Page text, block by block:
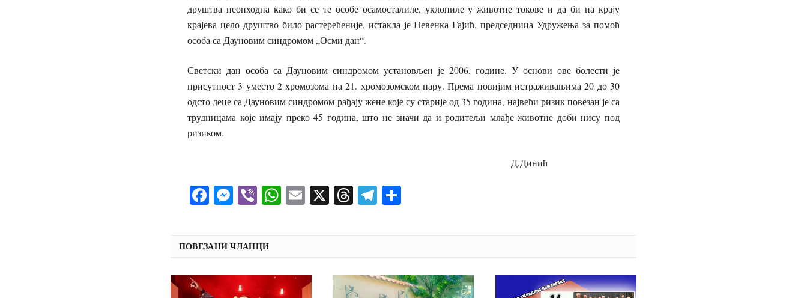
друштва неопходна како би се те особе осамосталиле, уклопиле у животне токове и да би на крају
крајева цело друштво било растерећеније, истакла је Невенка Гајић, председница Удружења за помоћ
особа са Дауновим синдромом „Осми дан“.
Светски дан особа са Дауновим синдромом установљен је 2006. године. У основи ове болести је
присутност 3 уместо 2 хромозома на 21. хромозомском пару. Према новијим истраживањима 20 до 30
одсто деце са Дауновим синдромом рађају жене које су старије од 35 година, највећи ризик повезан је са
трудницама које имају преко 45 година, што не значи да и родитељи млађе животне доби нису под
ризиком.
Д.Динић
Facebook
Messenger
ViberWhatsApp
Email
X ThreadsTelegram
ПОВЕЗАНИ ЧЛАНЦИ